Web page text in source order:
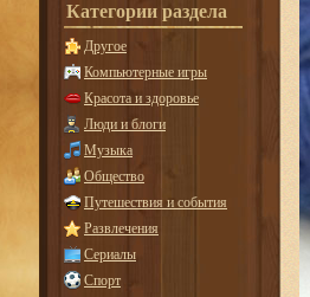
Категории раздела
Другое
Компьютерные игры
Красота и здоровье
Люди и блоги
Музыка
Общество
Путешествия и события
Развлечения
Сериалы
Спорт